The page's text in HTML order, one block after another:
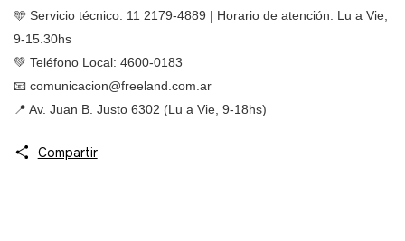
🩵 Servicio técnico: 11 2179-4889 | Horario de atención: Lu a Vie,
9-15.30hs
💚 Teléfono Local: 4600-0183
📧 comunicacion@freeland.com.ar
📍 Av. Juan B. Justo 6302 (Lu a Vie, 9-18hs)
Compartir